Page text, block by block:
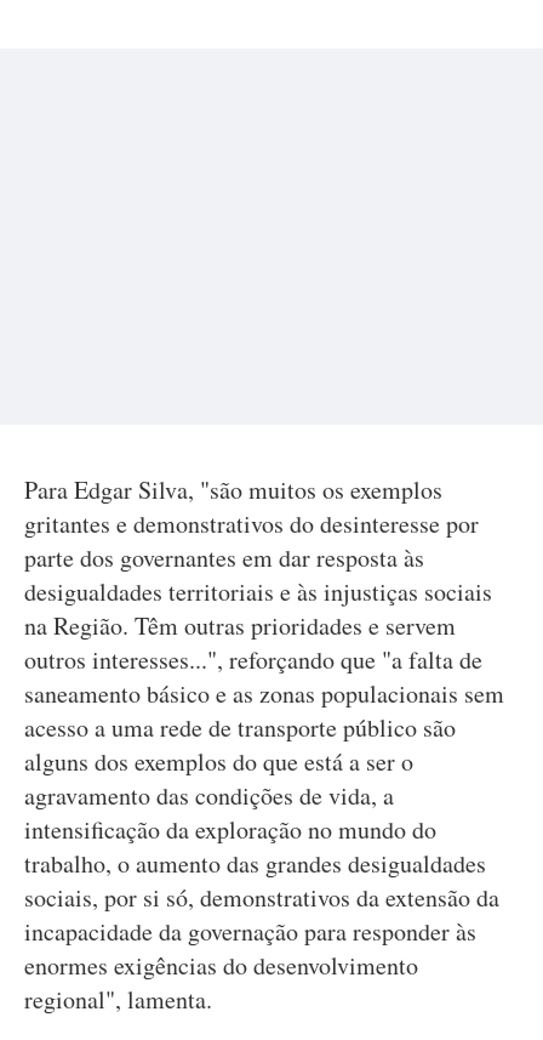
Para Edgar Silva, "são muitos os exemplos
gritantes e demonstrativos do desinteresse por
parte dos governantes em dar resposta às
desigualdades territoriais e às injustiças sociais
na Região. Têm outras prioridades e servem
outros interesses...", reforçando que "a falta de
saneamento básico e as zonas populacionais sem
acesso a uma rede de transporte público são
alguns dos exemplos do que está a ser o
agravamento das condições de vida, a
intensificação da exploração no mundo do
trabalho, o aumento das grandes desigualdades
sociais, por si só, demonstrativos da extensão da
incapacidade da governação para responder às
enormes exigências do desenvolvimento
regional", lamenta.